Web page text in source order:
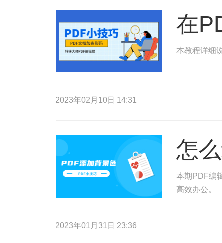
在
本教程详细
2023年02月10日 14:31
怎
本期PDF编
高效办公。
2023年01月31日 23:36